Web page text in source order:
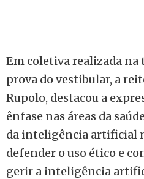
Em coletiva realizada na
prova do vestibular, a
Rupolo, destacou a
ênfase nas áreas da
da inteligência artificial
defender o uso ético e
gerir a inteligência